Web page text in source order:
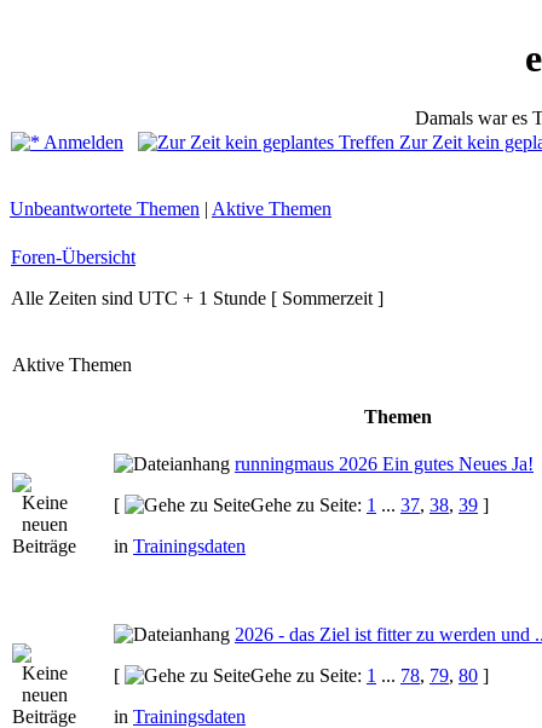
Damals war es
Anmelden
Zur Zeit kein
Unbeantwortete Themen | Aktive Themen
Foren-Übersicht
Alle Zeiten sind UTC + 1 Stunde [ Sommerzeit ]
Aktive Themen
Themen
runningmaus 2026 Ein gutes Neues Ja!
[
Gehe zu Seite: 1 ... 37, 38, 39 ]
in Trainingsdaten
2026 - das Ziel ist fitter zu werden und
[
Gehe zu Seite: 1 ... 78, 79, 80 ]
in Trainingsdaten